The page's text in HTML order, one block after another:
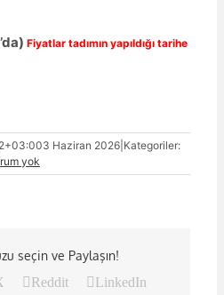
Fiyatlar tadımın yapıldığı tarihe
3 Haziran 2026 Kategoriler:
yok
seçin ve Paylaşın!
Reddit
LinkedIn